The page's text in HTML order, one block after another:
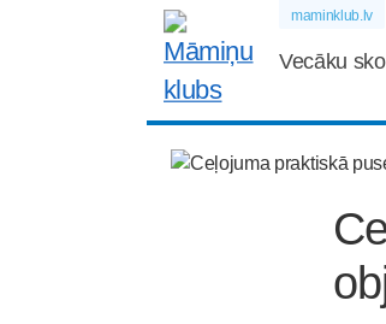
maminklub.lv
Vecāku